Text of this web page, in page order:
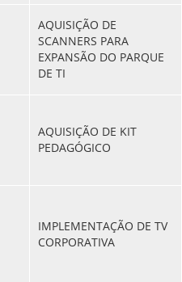
AQUISIÇÃO DE
SCANNERS PARA
EXPANSÃO DO PARQUE
DE TI
AQUISIÇÃO DE KIT
PEDAGÓGICO
IMPLEMENTAÇÃO DE TV
CORPORATIVA